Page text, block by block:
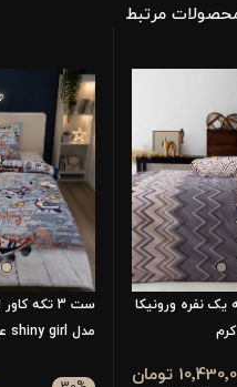
مرتبط
پنبه 3 تکه یک نفره ورونیکا
تومان
ست 3 تکه
مدل shiny girl عروسکی